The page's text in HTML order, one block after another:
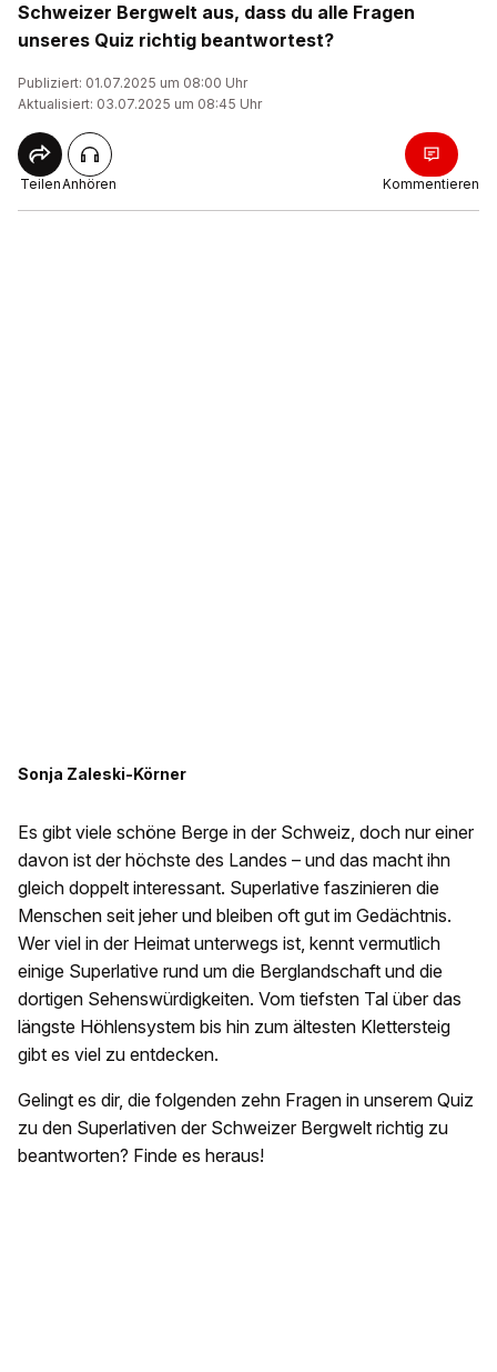
Schweizer Bergwelt aus, dass du alle Fragen
unseres Quiz richtig beantwortest?
Publiziert: 01.07.2025 um 08:00 Uhr
Aktualisiert: 03.07.2025 um 08:45 Uhr
TeilenAnhören Kommentieren
Sonja Zaleski-Körner
Es gibt viele schöne Berge in der Schweiz, doch nur einer
davon ist der höchste des Landes – und das macht ihn
gleich doppelt interessant. Superlative faszinieren die
Menschen seit jeher und bleiben oft gut im Gedächtnis.
Wer viel in der Heimat unterwegs ist, kennt vermutlich
einige Superlative rund um die Berglandschaft und die
dortigen Sehenswürdigkeiten. Vom tiefsten Tal über das
längste Höhlensystem bis hin zum ältesten Klettersteig
gibt es viel zu entdecken.
Gelingt es dir, die folgenden zehn Fragen in unserem Quiz
zu den Superlativen der Schweizer Bergwelt richtig zu
beantworten? Finde es heraus!